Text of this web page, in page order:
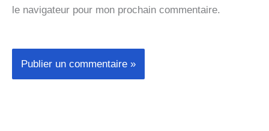
le navigateur pour mon prochain commentaire.